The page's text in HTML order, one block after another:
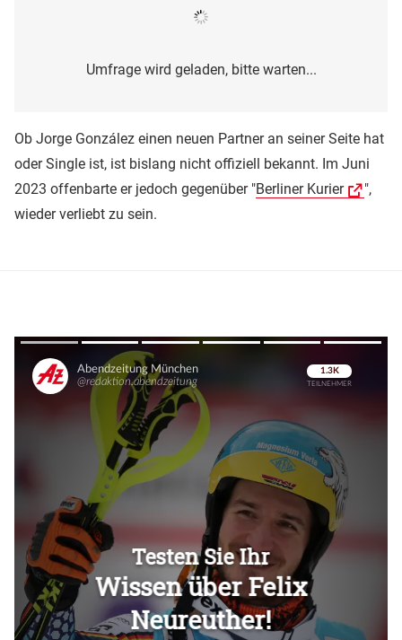
Umfrage wird geladen, bitte warten...
Ob Jorge González einen neuen Partner an seiner Seite hat
oder Single ist, ist bislang nicht offiziell bekannt. Im Juni
2023 offenbarte er jedoch gegenüber "Berliner Kurier
",
wieder verliebt zu sein.
Überspringen
Überspringen